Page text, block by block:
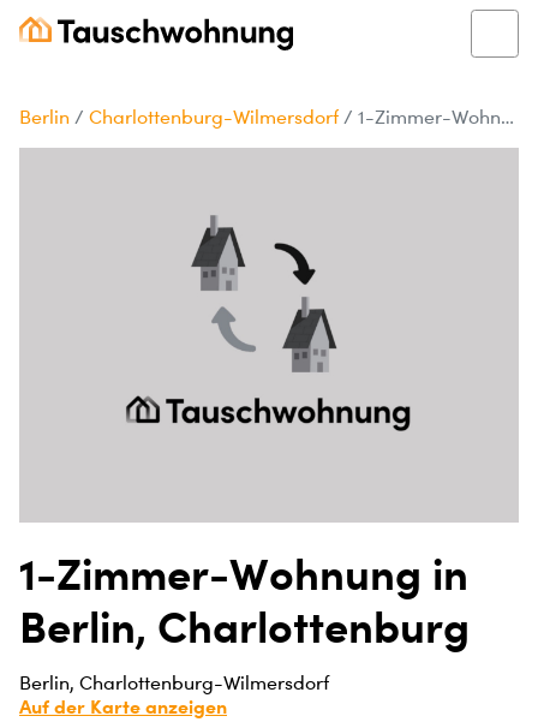
Berlin / Charlottenburg-Wilmersdorf / 1-Zimmer-Wohnung in Berlin, Charlottenburg
1-Zimmer-Wohnung in
Berlin, Charlottenburg
Berlin, Charlottenburg-Wilmersdorf
Auf der Karte anzeigen